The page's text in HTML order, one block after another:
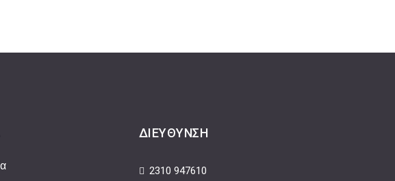
ΔΙΕΎΘΥΝΣΗ
2310 947610